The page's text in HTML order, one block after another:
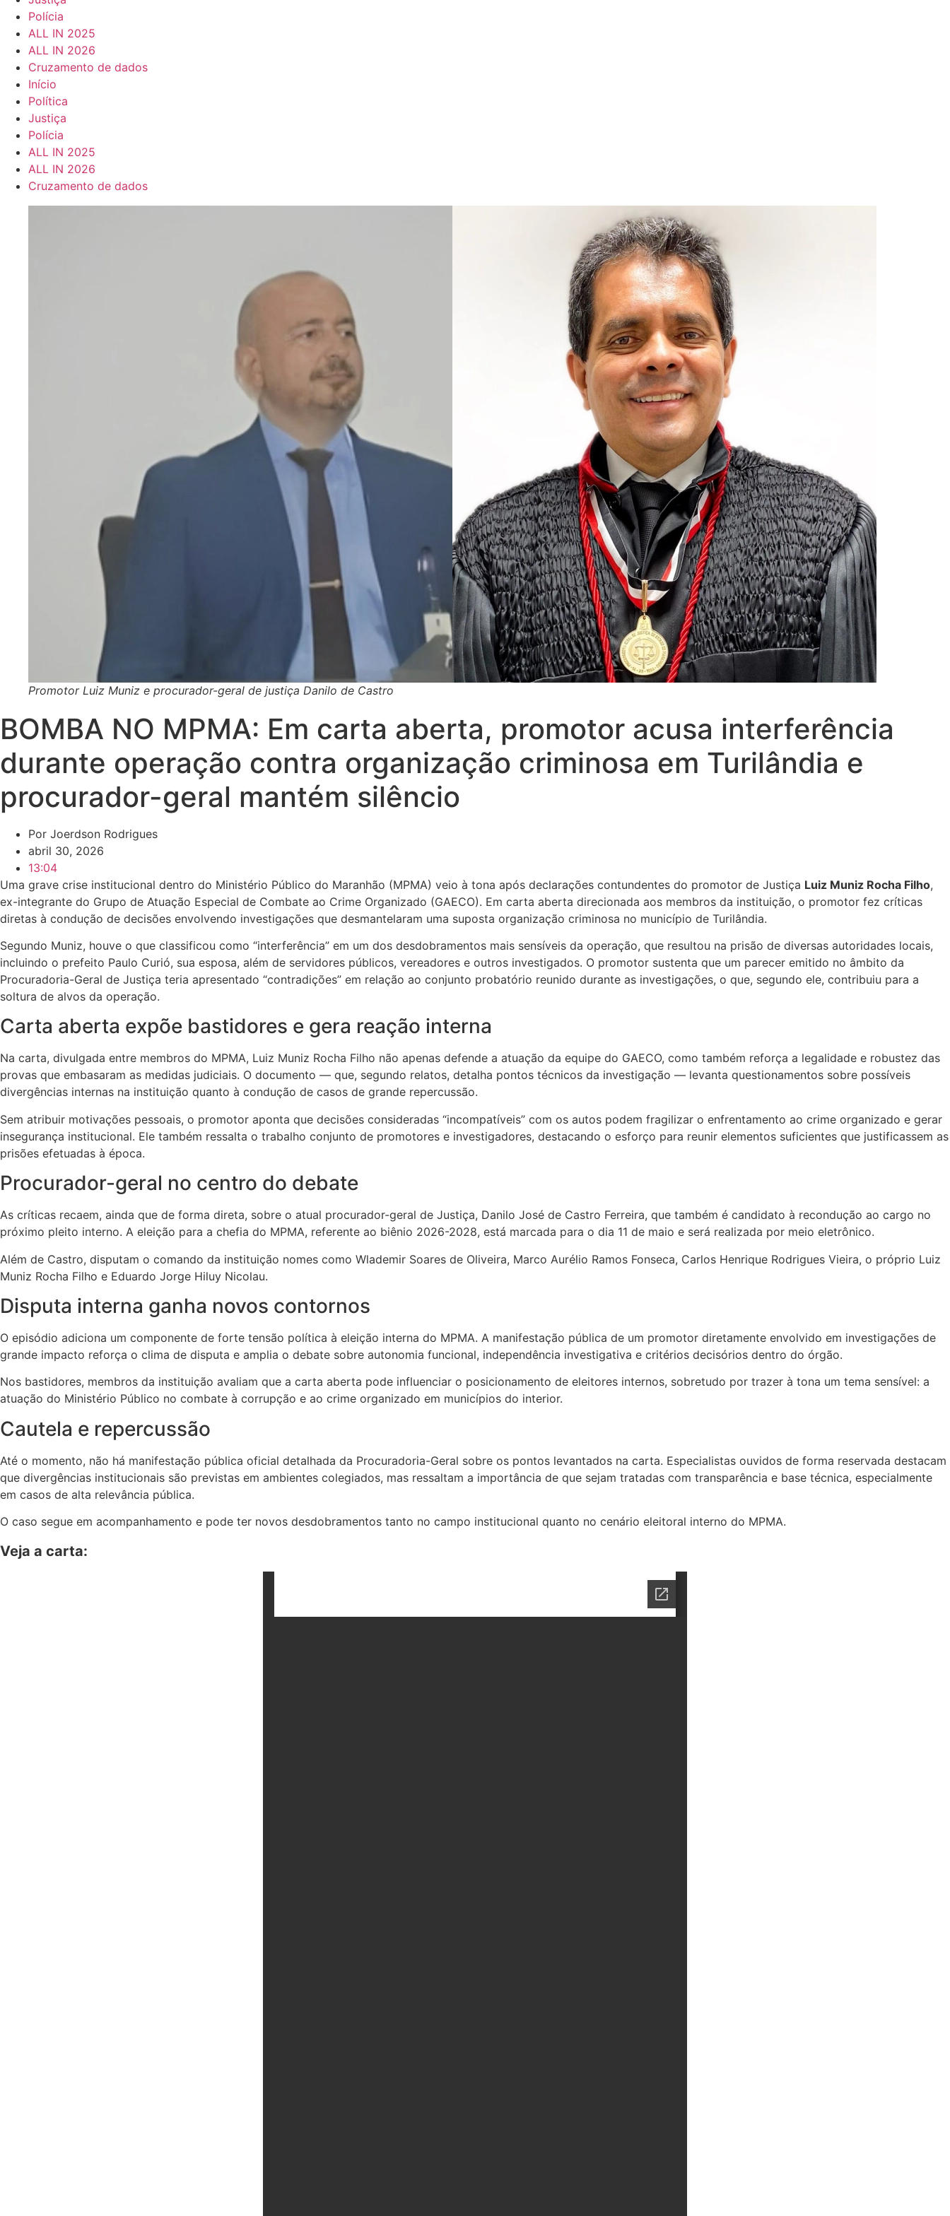
Polícia
ALL IN 2025
ALL IN 2026
Cruzamento de dados
Início
Política
Justiça
Polícia
ALL IN 2025
ALL IN 2026
Cruzamento de dados
Promotor Luiz Muniz e procurador-geral de justiça Danilo de Castro
BOMBA NO MPMA: Em carta aberta, promotor acusa interferência
durante operação contra organização criminosa em Turilândia e
procurador-geral mantém silêncio
Por Joerdson Rodrigues
abril 30, 2026
13:04
Uma grave crise institucional dentro do Ministério Público do Maranhão (MPMA) veio à tona após declarações contundentes do promotor de Justiça Luiz Muniz Rocha Filho,
ex-integrante do Grupo de Atuação Especial de Combate ao Crime Organizado (GAECO). Em carta aberta direcionada aos membros da instituição, o promotor fez críticas
diretas à condução de decisões envolvendo investigações que desmantelaram uma suposta organização criminosa no município de Turilândia.
Segundo Muniz, houve o que classificou como “interferência” em um dos desdobramentos mais sensíveis da operação, que resultou na prisão de diversas autoridades locais,
incluindo o prefeito Paulo Curió, sua esposa, além de servidores públicos, vereadores e outros investigados. O promotor sustenta que um parecer emitido no âmbito da
Procuradoria-Geral de Justiça teria apresentado “contradições” em relação ao conjunto probatório reunido durante as investigações, o que, segundo ele, contribuiu para a
soltura de alvos da operação.
Carta aberta expõe bastidores e gera reação interna
Na carta, divulgada entre membros do MPMA, Luiz Muniz Rocha Filho não apenas defende a atuação da equipe do GAECO, como também reforça a legalidade e robustez das
provas que embasaram as medidas judiciais. O documento — que, segundo relatos, detalha pontos técnicos da investigação — levanta questionamentos sobre possíveis
divergências internas na instituição quanto à condução de casos de grande repercussão.
Sem atribuir motivações pessoais, o promotor aponta que decisões consideradas “incompatíveis” com os autos podem fragilizar o enfrentamento ao crime organizado e gerar
insegurança institucional. Ele também ressalta o trabalho conjunto de promotores e investigadores, destacando o esforço para reunir elementos suficientes que justificassem as
prisões efetuadas à época.
Procurador-geral no centro do debate
As críticas recaem, ainda que de forma direta, sobre o atual procurador-geral de Justiça, Danilo José de Castro Ferreira, que também é candidato à recondução ao cargo no
próximo pleito interno. A eleição para a chefia do MPMA, referente ao biênio 2026-2028, está marcada para o dia 11 de maio e será realizada por meio eletrônico.
Além de Castro, disputam o comando da instituição nomes como Wlademir Soares de Oliveira, Marco Aurélio Ramos Fonseca, Carlos Henrique Rodrigues Vieira, o próprio Luiz
Muniz Rocha Filho e Eduardo Jorge Hiluy Nicolau.
Disputa interna ganha novos contornos
O episódio adiciona um componente de forte tensão política à eleição interna do MPMA. A manifestação pública de um promotor diretamente envolvido em investigações de
grande impacto reforça o clima de disputa e amplia o debate sobre autonomia funcional, independência investigativa e critérios decisórios dentro do órgão.
Nos bastidores, membros da instituição avaliam que a carta aberta pode influenciar o posicionamento de eleitores internos, sobretudo por trazer à tona um tema sensível: a
atuação do Ministério Público no combate à corrupção e ao crime organizado em municípios do interior.
Cautela e repercussão
Até o momento, não há manifestação pública oficial detalhada da Procuradoria-Geral sobre os pontos levantados na carta. Especialistas ouvidos de forma reservada destacam
que divergências institucionais são previstas em ambientes colegiados, mas ressaltam a importância de que sejam tratadas com transparência e base técnica, especialmente
em casos de alta relevância pública.
O caso segue em acompanhamento e pode ter novos desdobramentos tanto no campo institucional quanto no cenário eleitoral interno do MPMA.
Veja a carta: